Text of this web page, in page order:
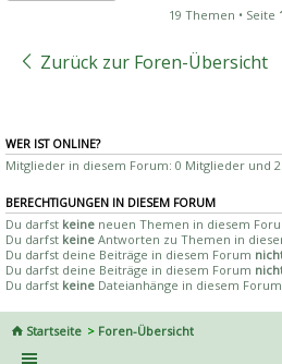
19 Themen • Seite
Zurück zur Foren-Übersicht
WER IST ONLINE?
Mitglieder in diesem Forum: 0 Mitglieder und 2
BERECHTIGUNGEN IN DIESEM FORUM
Du darfst keine neuen Themen in diesem
Du darfst keine Antworten zu Themen in
Du darfst deine Beiträge in diesem Forum
Du darfst deine Beiträge in diesem Forum
Du darfst keine Dateianhänge in diesem
Startseite Foren-Übersicht